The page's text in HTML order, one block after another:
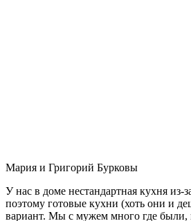
Мария и Григорий Бурковы
У нас в доме нестандартная кухня из-
поэтому готовые кухни (хоть они и
вариант. Мы с мужем много где были,